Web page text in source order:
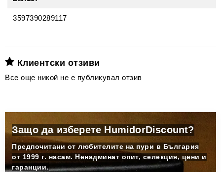
3597390289117
Клиентски отзиви
Все още никой не е публикувал отзив
Защо да изберете HumidorDiscount?
Предпочитани от любителите на пури в България
от 1999 г. насам. Ненадминат опит, селекция, цени и
гаранции.